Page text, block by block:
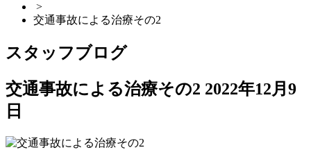
>
交通事故による治療その2
スタッフブログ
交通事故による治療その2 2022年12月9
日